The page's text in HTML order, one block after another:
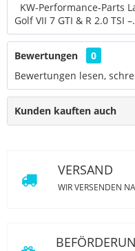
KW-Performance-Parts
Golf VII 7 GTI & R 2.0 TSI
Bewertungen
0
Bewertungen lesen,
Kunden kauften auch
VERSAND
WIR VERSENDEN